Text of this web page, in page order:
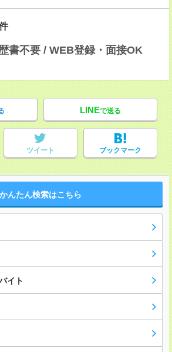
書不要 / WEB登録・面接OK
LINEで送る
ツイート ブックマーク
かんたん検索はこちら
イト